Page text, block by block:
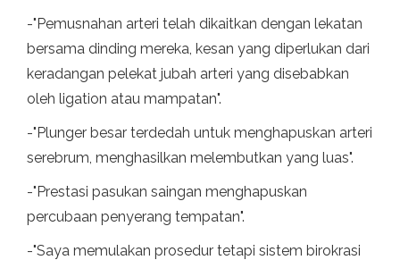
-"Pemusnahan arteri telah dikaitkan dengan lekatan
bersama dinding mereka, kesan yang diperlukan dari
keradangan pelekat jubah arteri yang disebabkan
oleh ligation atau mampatan".
-"Plunger besar terdedah untuk menghapuskan arteri
serebrum, menghasilkan melembutkan yang luas".
-"Prestasi pasukan saingan menghapuskan
percubaan penyerang tempatan".
-"Saya memulakan prosedur tetapi sistem birokrasi